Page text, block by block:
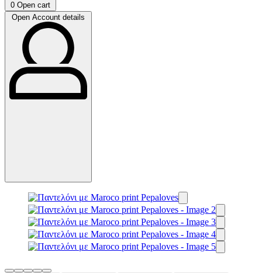
0 Open cart
Open Account details